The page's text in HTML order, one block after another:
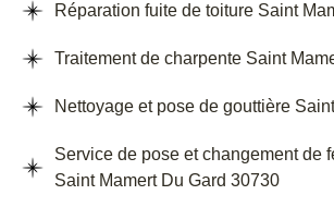
Réparation fuite de toiture Saint
Traitement de charpente Saint
Nettoyage et pose de gouttière
Service de pose et changement de
Saint Mamert Du Gard 30730